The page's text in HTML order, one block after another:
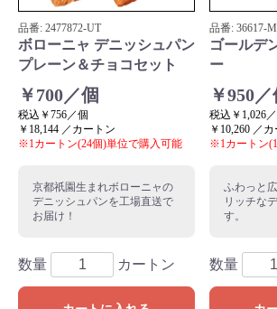
品番: 2477872-UT
ボローニャ デニッシュパン
プレーン＆チョコセット
￥700／個
税込￥756／個
￥18,144 ／カートン
※1カートン(24個)単位で購入可能
京都祇園生まれボローニャの
デニッシュパンを工場直送で
お届け！
数量 カートン
品番: 36617-
ゴールデ
ー
￥950／
税込￥1,026
￥10,260 ／
※1カートン
ふわっと
リッチな
す。
数量